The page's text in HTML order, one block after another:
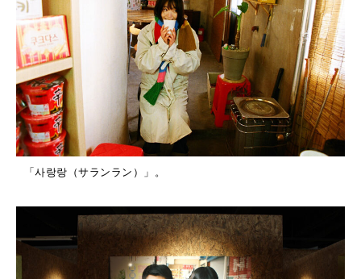
「사랑랑（サランラン）」。